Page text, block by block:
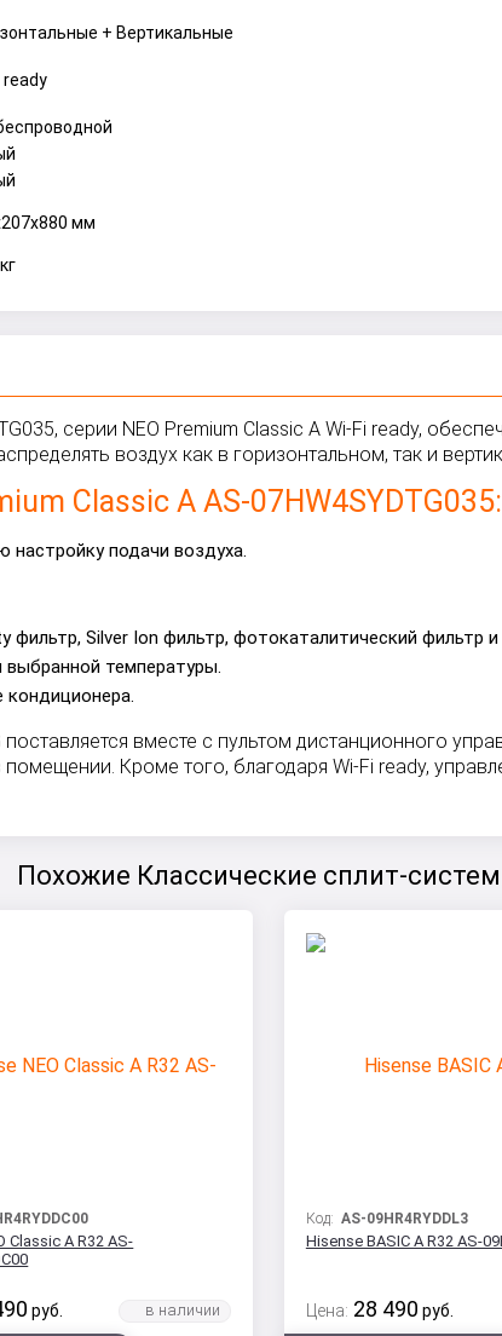
+ Вертикальные
ready
мм
серии NEO Premium Classic A Wi-Fi ready,
воздух как в горизонтальном, так и
Classic A AS-07HW4SYDTG035:
настройку подачи воздуха.
фильтр, Silver Ion фильтр, фотокаталитический фильтр
температуры.
кондиционера.
вместе с пультом дистанционного
Кроме того, благодаря Wi-Fi ready,
Похожие Классические сплит-
Classic A R32 AS-
руб.
Код: AS-09HR4RYDDL3
Hisense BASIC A R32 AS-
Цена: 28 490 руб.